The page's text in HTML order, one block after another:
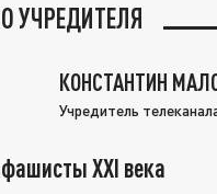
УЧРЕДИТЕЛЯ
КОНСТАНТИН
Учредитель
XXI века